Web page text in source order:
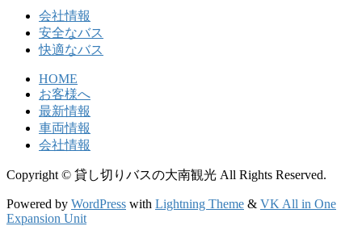
会社情報
安全なバス
快適なバス
HOME
お客様へ
最新情報
車両情報
会社情報
Copyright © 貸し切りバスの大南観光 All Rights Reserved.
Powered by WordPress with Lightning Theme & VK All in One
Expansion Unit